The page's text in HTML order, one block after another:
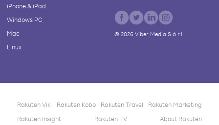
iPhone & iPad
Windows PC
Mac
Linux
© 2026Viber Media S.à r.l.
Rakuten Viki Rakuten Kobo Rakuten Travel
Rakuten Marketing
Rakuten Insight
Rakuten TV About Rakuten